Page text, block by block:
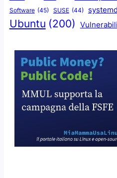
Software (45) SUSE (44) systemd
Ubuntu (200)